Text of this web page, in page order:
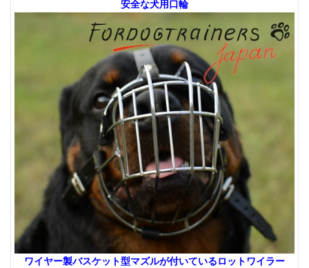
安全な犬用口輪
ワイヤー製バスケット型マズルが付いているロットワイラー